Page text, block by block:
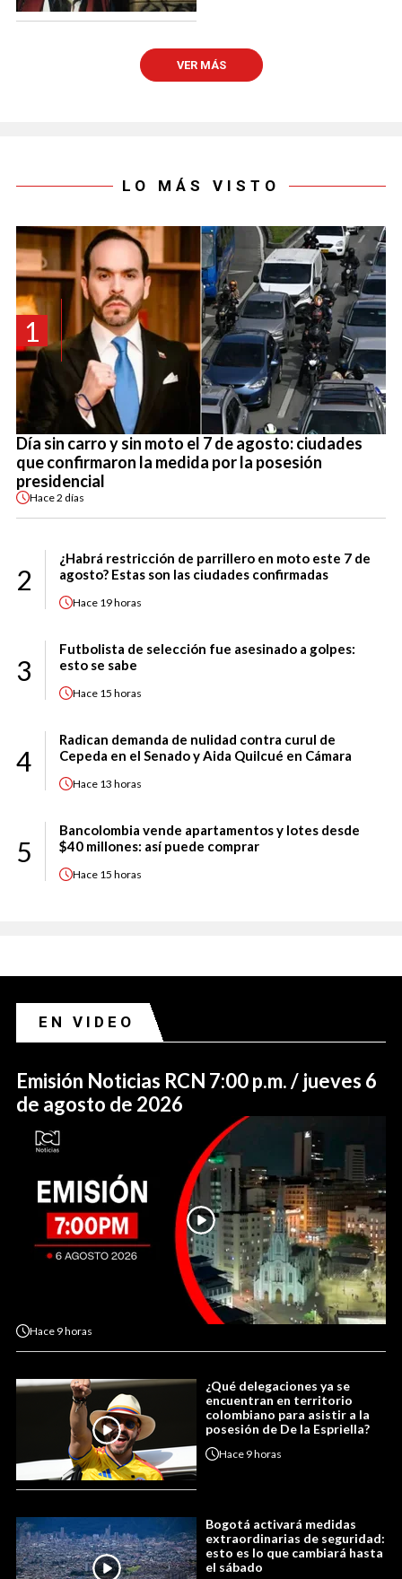
VER MÁS
LO MÁS VISTO
1
Día sin carro y sin moto el 7 de agosto: ciudades
que confirmaron la medida por la posesión
presidencial
Hace2 días
2
¿Habrá restricción de parrillero en moto este 7 de
agosto? Estas son las ciudades confirmadas
Hace 19 horas
3
Futbolista de selección fue asesinado a golpes:
esto se sabe
Hace 15 horas
4
Radican demanda de nulidad contra curul de
Cepeda en el Senado y Aida Quilcué en Cámara
Hace 13 horas
5
Bancolombia vende apartamentos y lotes desde
$40 millones: así puede comprar
Hace 15 horas
EN VIDEO
Emisión Noticias RCN 7:00 p.m. / jueves 6
de agosto de 2026
Hace 9 horas
¿Qué delegaciones ya se
encuentran en territorio
colombiano para asistir a la
posesión de De la Espriella?
Hace 9 horas
Bogotá activará medidas
extraordinarias de seguridad:
esto es lo que cambiará hasta
el sábado